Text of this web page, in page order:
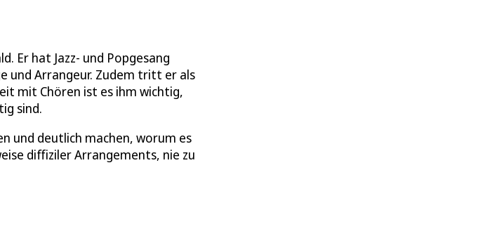
Er hat Jazz- und Popgesang
und Arrangeur. Zudem tritt er als
mit Chören ist es ihm wichtig,
sind.
und deutlich machen, worum es
diffiziler Arrangements, nie zu